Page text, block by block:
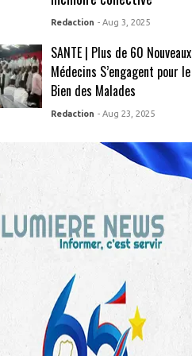
Redaction - Aug 3, 2025
SANTE | Plus de 60 Nouveaux
Médecins S’engagent pour le
Bien des Malades
Redaction - Aug 23, 2025